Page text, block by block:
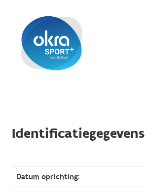
Identificatiegegevens
Datum oprichting: